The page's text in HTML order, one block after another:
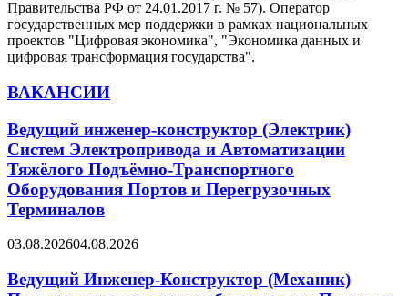
ВАКАНСИИ
Ведущий инженер-конструктор (Электрик)
Систем Электропривода и Автоматизации
Тяжёлого Подъёмно-Транспортного
Оборудования Портов и Перегрузочных
Терминалов
03.08.202604.08.2026
Ведущий Инженер-Конструктор (Механик)